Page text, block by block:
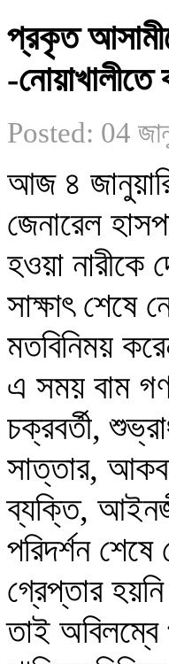
প্রকৃত
-
Posted: 04
আজ ৪
জেনারেল
হওয়া নারীকে
সাক্ষাৎ শেষে
মতবিনিময়
এ সময় বাম
চক্রবর্তী,
সাত্তার,
ব্যক্তি,
পরিদর্শন
গ্রেপ্তার
তাই